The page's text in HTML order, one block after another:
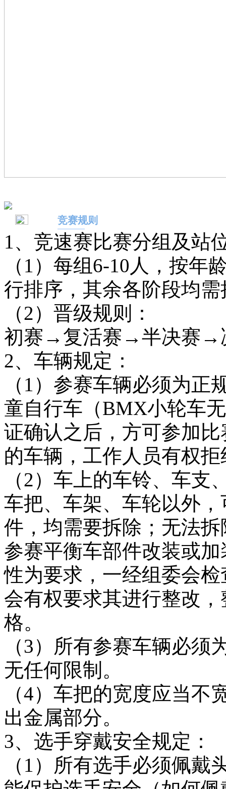
竞赛规则
1、竞速赛比赛分组及站
（1）每组6-10人，按年
行排序，其余各阶段均
（2）晋级规则：
初赛→复活赛→半决赛→
2、车辆规定：
（1）参赛车辆必须为
童自行车（BMX小轮车
证确认之后，方可参加
的车辆，工作人员有权
（2）车上的车铃、车
车把、车架、车轮以外
件，均需要拆除；无法
参赛平衡车部件改装或
性为要求，一经组委会
会有权要求其进行整改
格。
（3）所有参赛车辆必须
无任何限制。
（4）车把的宽度应当不
出金属部分。
3、选手穿戴安全规定：
（1）所有选手必须佩